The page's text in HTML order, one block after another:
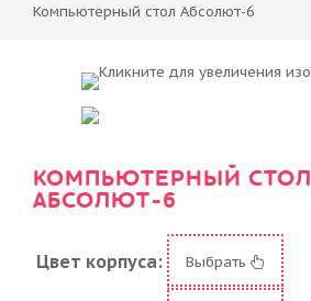
Компьютерный стол Абсолют-6
КОМПЬЮТЕРНЫЙ СТОЛ
АБСОЛЮТ-6
Цвет корпуса: Выбрать